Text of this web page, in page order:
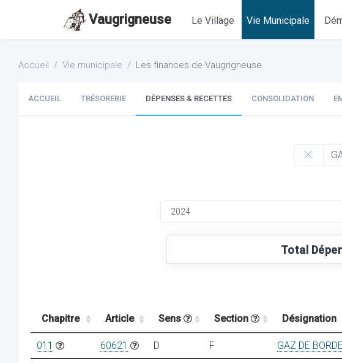
Vaugrigneuse Le Village Vie Municipale
Accueil Vie municipale Les finances de Vaugrigneuse
ACCUEIL TRÉSORERIE DÉPENSES & RECETTES CONSOLIDATION
Total
Chapitre Article Sens Section Désignation
011 60621 D F GAZ DE